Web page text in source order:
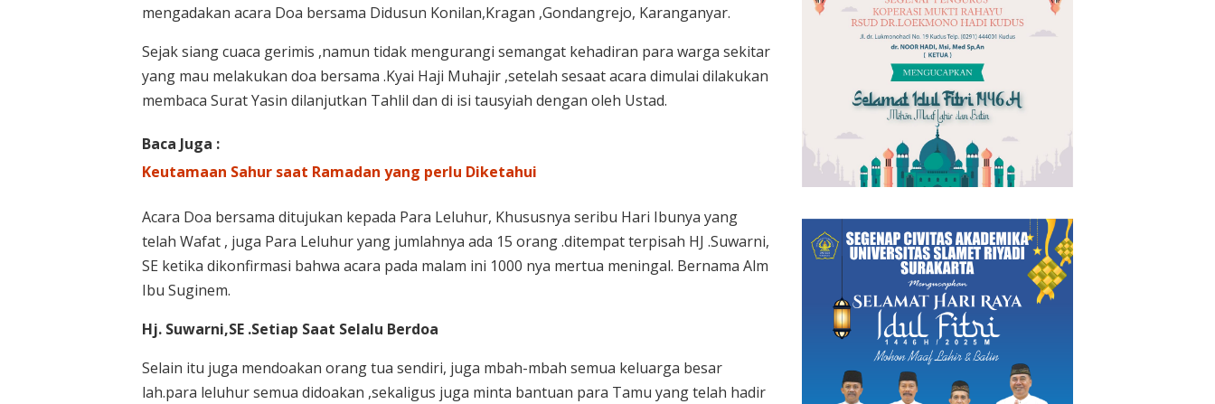
mengadakan acara Doa bersama Didusun Konilan,Kragan ,Gondangrejo, Karanganyar.
Sejak siang cuaca gerimis ,namun tidak mengurangi semangat kehadiran para warga sekitar
yang mau melakukan doa bersama .Kyai Haji Muhajir ,setelah sesaat acara dimulai dilakukan
membaca Surat Yasin dilanjutkan Tahlil dan di isi tausyiah dengan oleh Ustad.
Baca Juga :
Keutamaan Sahur saat Ramadan yang perlu Diketahui
Acara Doa bersama ditujukan kepada Para Leluhur, Khususnya seribu Hari Ibunya yang
telah Wafat , juga Para Leluhur yang jumlahnya ada 15 orang .ditempat terpisah HJ .Suwarni,
SE ketika dikonfirmasi bahwa acara pada malam ini 1000 nya mertua meningal. Bernama Alm
Ibu Suginem.
Hj. Suwarni,SE .Setiap Saat Selalu Berdoa
Selain itu juga mendoakan orang tua sendiri, juga mbah-mbah semua keluarga besar
lah.para leluhur semua didoakan ,sekaligus juga minta bantuan para Tamu yang telah hadir